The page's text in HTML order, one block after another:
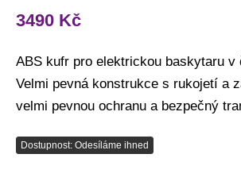
3490 Kč
ABS kufr pro elektrickou baskytaru v
Velmi pevná konstrukce s rukojetí a
velmi pevnou ochranu a bezpečný
Dostupnost: Odesíláme ihned